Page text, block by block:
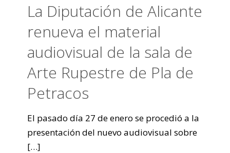
La Diputación de Alicante
renueva el material
audiovisual de la sala de
Arte Rupestre de Pla de
Petracos
El pasado día 27 de enero se procedió a la
presentación del nuevo audiovisual sobre
[…]